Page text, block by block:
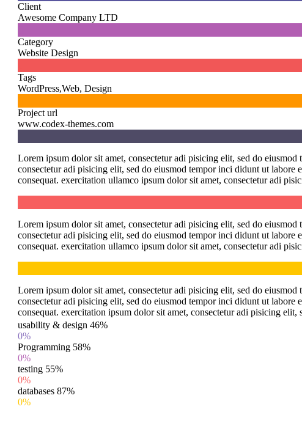
Client
Awesome Company LTD
Category
Website Design
Tags
WordPress,Web, Design
Project url
www.codex-themes.com
Lorem ipsum dolor sit amet, consectetur adi pisicing elit, sed do
consectetur adi pisicing elit, sed do eiusmod tempor inci didunt ut
consequat. exercitation ullamco ipsum dolor sit amet, consectetur adi
Lorem ipsum dolor sit amet, consectetur adi pisicing elit, sed do
consectetur adi pisicing elit, sed do eiusmod tempor inci didunt ut
consequat. exercitation ullamco ipsum dolor sit amet, consectetur adi
Lorem ipsum dolor sit amet, consectetur adi pisicing elit, sed do
consectetur adi pisicing elit, sed do eiusmod tempor inci didunt ut
consequat. exercitation ipsum dolor sit amet, consectetur adi pisicing elit,
usability & design 46%
0%
Programming 58%
0%
testing 55%
0%
databases 87%
0%